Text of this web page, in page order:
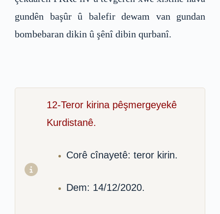
gundên başûr û balefir dewam van gundan
bombebaran dikin û şênî dibin qurbanî.
12-Teror kirina pêşmergeyekê
Kurdistanê.
Corê cînayetê: teror kirin.
Dem: 14/12/2020.